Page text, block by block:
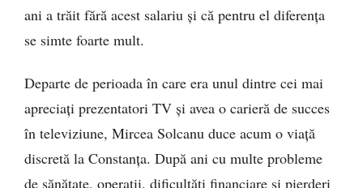
ani a trăit fără acest salariu și că pentru el diferența
se simte foarte mult.
Departe de perioada în care era unul dintre cei mai
apreciați prezentatori TV și avea o carieră de succes
în televiziune, Mircea Solcanu duce acum o viață
discretă la Constanța. După ani cu multe probleme
de sănătate, operații, dificultăți financiare și pierderi